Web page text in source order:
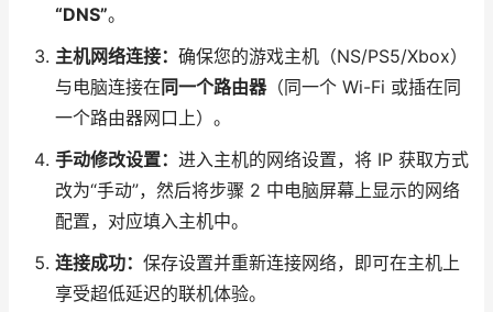
“DNS”。
主机网络连接： 确保您的游戏主机（NS/PS5/Xbox）
与电脑连接在 同一个路由器（同一个 Wi-Fi 或插在同
一个路由器网口上）。
手动修改设置： 进入主机的网络设置，将 IP 获取方式
改为“手动”，然后将步骤 2 中电脑屏幕上显示的网络
配置，对应填入主机中。
连接成功： 保存设置并重新连接网络，即可在主机上
享受超低延迟的联机体验。